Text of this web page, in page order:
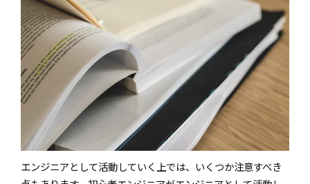
エンジニアとして活動していく上では、いくつか注意すべき